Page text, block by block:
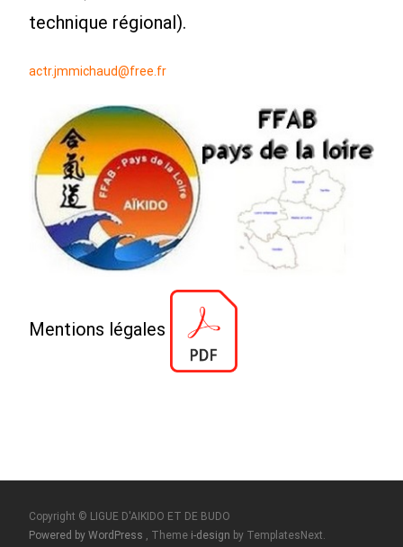
technique régional).
actr.jmmichaud@free.fr
Mentions légales
Copyright © LIGUE D'AIKIDO ET DE BUDO
Powered by WordPress , Theme i-design by TemplatesNext.